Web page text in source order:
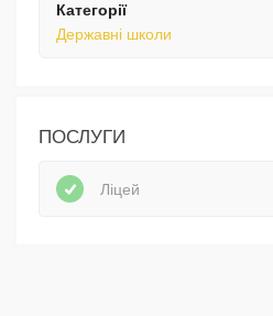
Категорії
Державні школи
ПОСЛУГИ
Ліцей